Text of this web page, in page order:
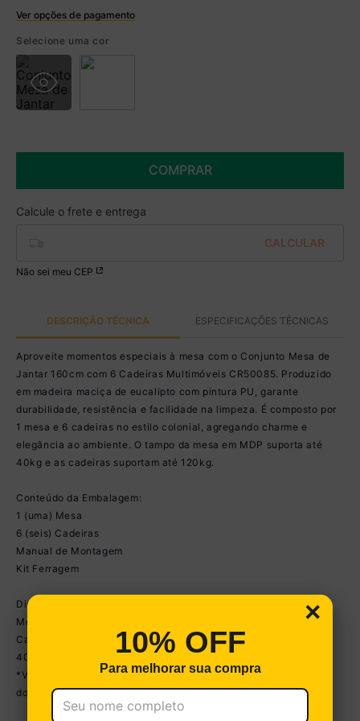
Ver opções de pagamento
R$ 2.336,99 à vista no Boleto
% de desconto)
Você economiza
Selecione uma cor
COMPRAR
Não sei meu CEP
DESCRIÇÃO TÉCNICA ESPECIFICAÇÕES TÉCNICAS
Aproveite momentos especiais à mesa com o Conjunto Mesa de
Jantar 160cm com 6 Cadeiras Multimóveis CR50085. Produzido
em madeira maciça de eucalipto com pintura PU, garante
durabilidade, resistência e facilidade na limpeza. É composto por
1 mesa e 6 cadeiras no estilo colonial, agregando charme e
elegância ao ambiente. O tampo da mesa em MDP suporta até
40kg e as cadeiras suportam até 120kg.
Conteúdo da Embalagem:
1 (uma) Mesa
6 (seis) Cadeiras
Manual de Montagem
Kit Ferragem
Dimensões do produto montado:
Mesa - Altura: 76cm | Largura: 160cm | Profundidade: 80cm
Cadeiras - Altura: 84,5cm | Largura: 45,5cm | Profundidade:
40,5cm
*Você pode consultar as medidas detalhadas na imagem técnica
do produto.
×
10% OFF
Para melhorar sua compra